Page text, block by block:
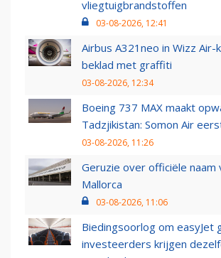
vliegtuigbrandstoffen
03-08-2026, 12:41
Airbus A321neo in Wizz Air-
beklad met graffiti
03-08-2026, 12:34
Boeing 737 MAX maakt
Tadzjikistan: Somon Air
03-08-2026, 11:26
Geruzie over officiële naam
Mallorca
03-08-2026, 11:06
Biedingsoorlog om easyJet
investeerders krijgen